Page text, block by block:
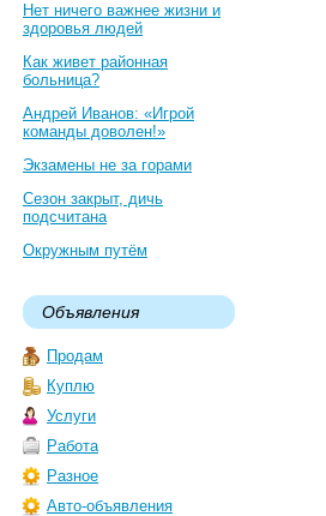
Нет ничего важнее жизни и
здоровья людей
Как живет районная
больница?
Андрей Иванов: «Игрой
команды доволен!»
Экзамены не за горами
Сезон закрыт, дичь
подсчитана
Окружным путём
Объявления
Продам
Куплю
Услуги
Работа
Разное
Авто-объявления